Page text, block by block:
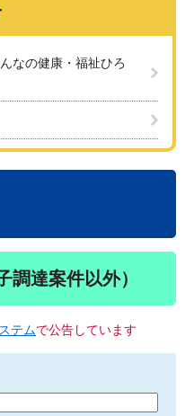
なの健康・福祉ひろ
調達案件以外）
テムで公告しています